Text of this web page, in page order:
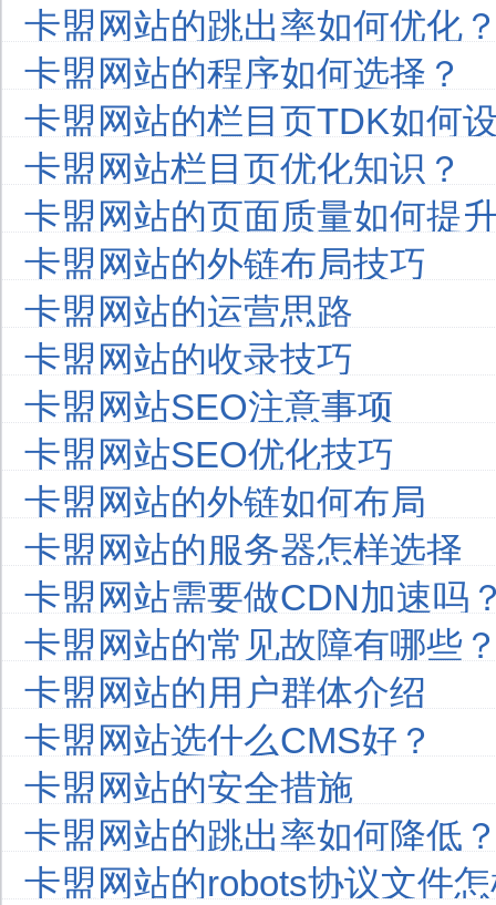
卡盟网站的跳出率如何优化
卡盟网站的程序如何选择？
卡盟网站的栏目页TDK如何
卡盟网站栏目页优化知识？
卡盟网站的页面质量如何提
卡盟网站的外链布局技巧
卡盟网站的运营思路
卡盟网站的收录技巧
卡盟网站SEO注意事项
卡盟网站SEO优化技巧
卡盟网站的外链如何布局
卡盟网站的服务器怎样选择
卡盟网站需要做CDN加速吗
卡盟网站的常见故障有哪些
卡盟网站的用户群体介绍
卡盟网站选什么CMS好？
卡盟网站的安全措施
卡盟网站的跳出率如何降低
卡盟网站的robots协议文件